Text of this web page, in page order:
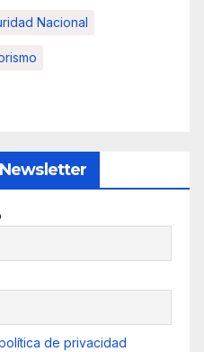
Nacional
de privacidad